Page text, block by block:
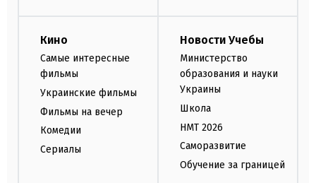
Кино
Самые интересные
фильмы
Украинские фильмы
Фильмы на вечер
Комедии
Сериалы
Новости Учебы
Министерство
образования и науки
Украины
Школа
НМТ 2026
Саморазвитие
Обучение за границей